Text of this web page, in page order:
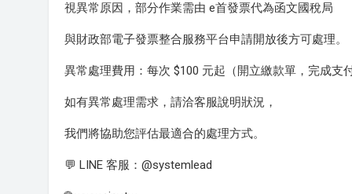
視異常原因，部分作業需由 e首發票代為函文國稅局
與財政部電子發票整合服務平台申請開放後方可處理。
異常處理費用：每次 $100 元起（開立繳款單，完成支
如有異常處理需求，請洽客服說明狀況，
我們將協助您評估最適合的處理方式。
💬 LINE 客服：@systemlead